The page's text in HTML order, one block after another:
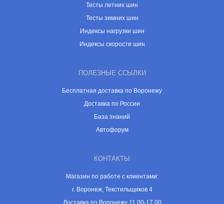
Тесты летних шин
Тесты зимних шин
Индексы нагрузки шин
Индексы скорости шин
ПОЛЕЗНЫЕ ССЫЛКИ
Бесплатная доставка по Воронежу
Доставка по России
База знаний
Автофорум
КОНТАКТЫ
Магазин по работе с клиентами:
г. Воронеж, Текстильщиков 4
Доставка по Воронежу 11.00-17.00